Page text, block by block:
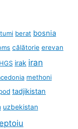
berat bosnia
călătorie erevan
HGS irak iran
methoni
tadjikistan
uzbekistan